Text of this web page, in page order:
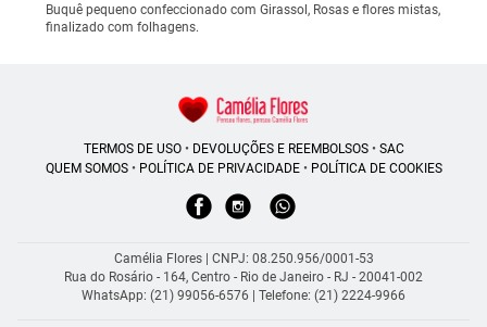
Buquê pequeno confeccionado com Girassol, Rosas e flores mistas,
finalizado com folhagens.
TERMOS DE USO• DEVOLUÇÕES E REEMBOLSOS• SAC
QUEM SOMOS• POLÍTICA DE PRIVACIDADE• POLÍTICA DE COOKIES
Camélia Flores | CNPJ: 08.250.956/0001-53
Rua do Rosário - 164, Centro - Rio de Janeiro - RJ - 20041-002
WhatsApp: (21) 99056-6576 | Telefone: (21) 2224-9966